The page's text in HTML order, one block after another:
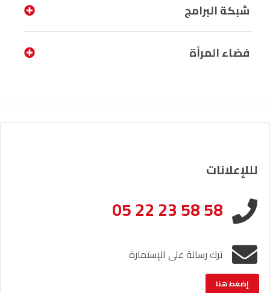
شبكة البرامج
فضاء المرأة
لللإعلانات
05 22 23 58 58
ترك رسالة على الإستمارة
إضغط هنا